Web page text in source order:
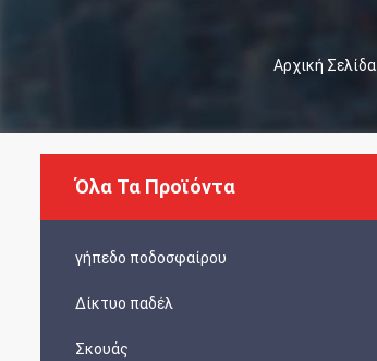
Αρχική Σελίδα
Όλα Τα Προϊόντα
γήπεδο ποδοσφαίρου
Δίκτυο παδέλ
Σκουάς